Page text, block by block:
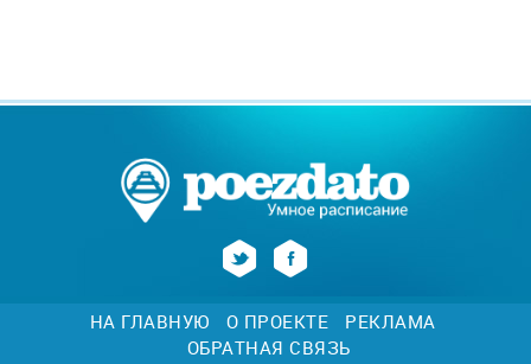
НА ГЛАВНУЮ О ПРОЕКТЕ
РЕКЛАМА
ОБРАТНАЯ СВЯЗЬ